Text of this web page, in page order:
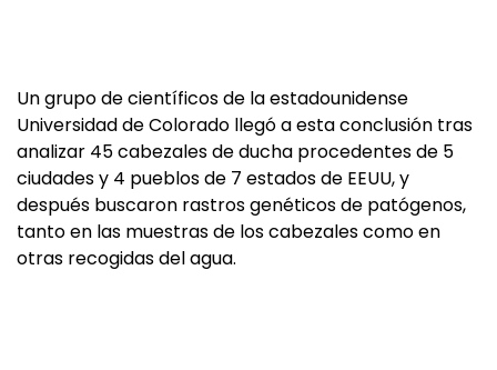
Un grupo de científicos de la estadounidense
Universidad de Colorado llegó a esta conclusión tras
analizar 45 cabezales de ducha procedentes de 5
ciudades y 4 pueblos de 7 estados de EEUU, y
después buscaron rastros genéticos de patógenos,
tanto en las muestras de los cabezales como en
otras recogidas del agua.